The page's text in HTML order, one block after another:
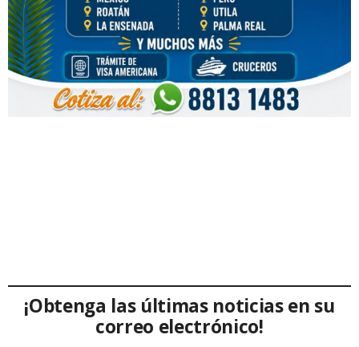
¡Obtenga las últimas noticias en su
correo electrónico!